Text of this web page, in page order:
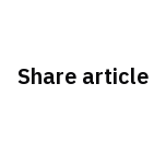
Share article